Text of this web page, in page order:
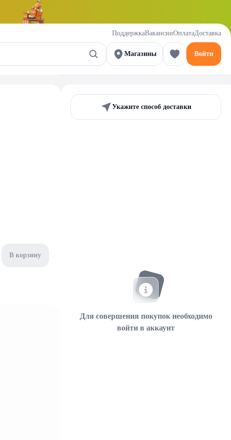
ПоддержкаВакансииОплатаДоставка
Магазины Войти
В корзину
Укажите способ доставки
Для совершения покупок необходимо
войти в аккаунт